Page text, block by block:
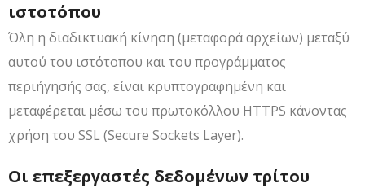
ιστοτόπου
Όλη η διαδικτυακή κίνηση (μεταφορά αρχείων) μεταξύ
αυτού του ιστότοπου και του προγράμματος
περιήγησής σας, είναι κρυπτογραφημένη και
μεταφέρεται μέσω του πρωτοκόλλου HTTPS κάνοντας
χρήση του SSL (Secure Sockets Layer).
Οι επεξεργαστές δεδομένων τρίτου